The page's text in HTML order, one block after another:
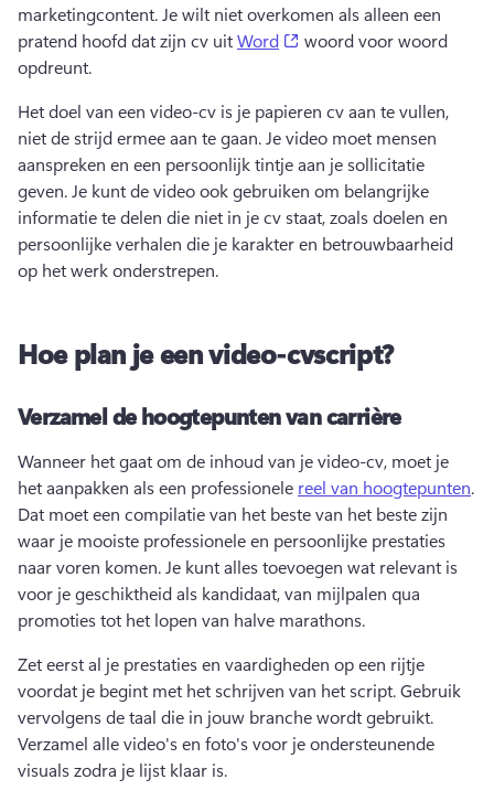
marketingcontent. Je wilt niet overkomen als alleen een
pratend hoofd dat zijn cv uit Word (opens in a new tab)
woord voor woord
opdreunt.
Het doel van een video-cv is je papieren cv aan te vullen,
niet de strijd ermee aan te gaan. Je video moet mensen
aanspreken en een persoonlijk tintje aan je sollicitatie
geven. Je kunt de video ook gebruiken om belangrijke
informatie te delen die niet in je cv staat, zoals doelen en
persoonlijke verhalen die je karakter en betrouwbaarheid
op het werk onderstrepen.
Hoe plan je een video-cvscript?
Verzamel de hoogtepunten van carrière
Wanneer het gaat om de inhoud van je video-cv, moet je
het aanpakken als een professionele reel van hoogtepunten
Dat moet een compilatie van het beste van het beste zijn
waar je mooiste professionele en persoonlijke prestaties
naar voren komen. Je kunt alles toevoegen wat relevant is
voor je geschiktheid als kandidaat, van mijlpalen qua
promoties tot het lopen van halve marathons.
Zet eerst al je prestaties en vaardigheden op een rijtje
voordat je begint met het schrijven van het script. Gebruik
Verzamel alle video's en foto's voor je ondersteunende
visuals zodra je lijst klaar is.